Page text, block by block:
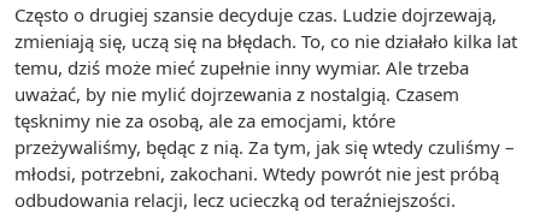
Często o drugiej szansie decyduje czas. Ludzie dojrzewają,
zmieniają się, uczą się na błędach. To, co nie działało kilka lat
temu, dziś może mieć zupełnie inny wymiar. Ale trzeba
uważać, by nie mylić dojrzewania z nostalgią. Czasem
tęsknimy nie za osobą, ale za emocjami, które
przeżywaliśmy, będąc z nią. Za tym, jak się wtedy czuliśmy –
młodsi, potrzebni, zakochani. Wtedy powrót nie jest próbą
odbudowania relacji, lecz ucieczką od teraźniejszości.